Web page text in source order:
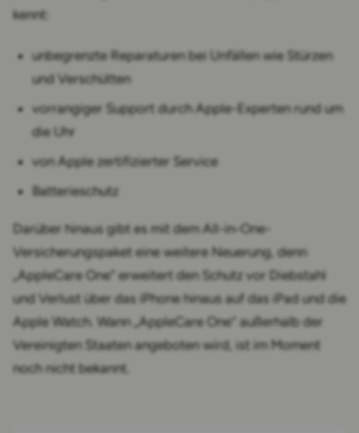
kennt:
unbegrenzte Reparaturen bei Unfällen wie Stürzen
und Verschütten
vorrangiger Support durch Apple-Experten rund um
die Uhr
von Apple zertifizierter Service
Batterieschutz
Darüber hinaus gibt es mit dem All-in-One-
Versicherungspaket eine weitere Neuerung, denn
„AppleCare One“ erweitert den Schutz vor Diebstahl
und Verlust über das iPhone hinaus auf das iPad und die
Apple Watch. Wann „AppleCare One“ außerhalb der
Vereinigten Staaten angeboten wird, ist im Moment
noch nicht bekannt.